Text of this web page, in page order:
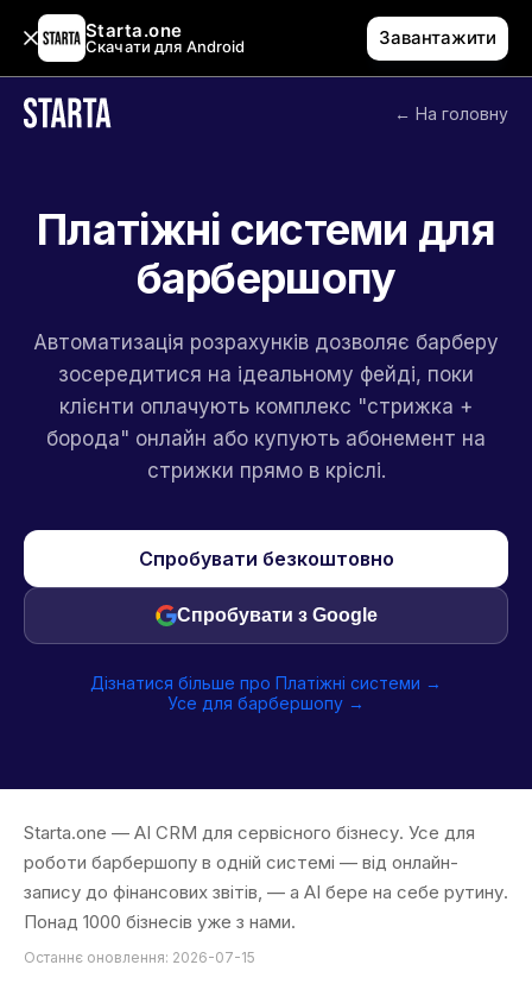
Starta.one
Скачати для Android Завантажити
← На головну
Платіжні системи для
барбершопу
Автоматизація розрахунків дозволяє барберу
зосередитися на ідеальному фейді, поки
клієнти оплачують комплекс "стрижка +
борода" онлайн або купують абонемент на
стрижки прямо в кріслі.
Спробувати безкоштовно
Спробувати з Google
Дізнатися більше про Платіжні системи →
Усе для барбершопу →
Starta.one — AI CRM для сервісного бізнесу. Усе для
роботи барбершопу в одній системі — від онлайн-
запису до фінансових звітів, — а AI бере на себе рутину.
Понад 1000 бізнесів уже з нами.
Останнє оновлення: 2026-07-15